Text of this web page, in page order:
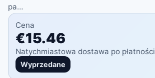
pa…
Cena
€15.46
Natychmiastowa dostawa po płatności
Wyprzedane